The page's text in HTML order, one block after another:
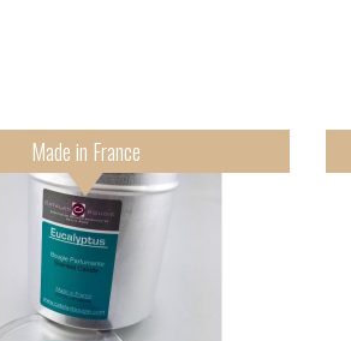
Made in France